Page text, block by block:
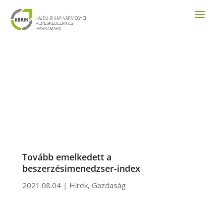
Tovább emelkedett a
beszerzésimenedzser-index
2021.08.04| Hírek, Gazdaság